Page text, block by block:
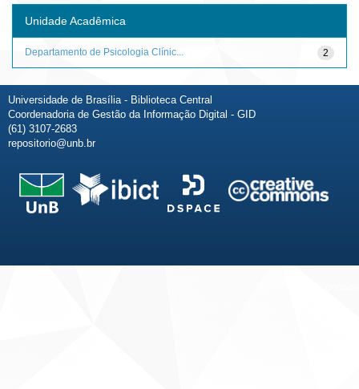
Unidade Acadêmica
2
Departamento de Psicologia Clínic...
Universidade de Brasília - Biblioteca Central
Coordenadoria de Gestão da Informação Digital - GID
(61) 3107-2683
repositorio@unb.br